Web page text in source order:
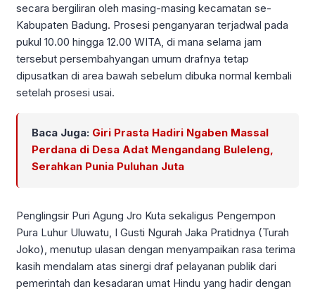
secara bergiliran oleh masing-masing kecamatan se-
Kabupaten Badung. Prosesi penganyaran terjadwal pada
pukul 10.00 hingga 12.00 WITA, di mana selama jam
tersebut persembahyangan umum drafnya tetap
dipusatkan di area bawah sebelum dibuka normal kembali
setelah prosesi usai.
Baca Juga: Giri Prasta Hadiri Ngaben Massal
Perdana di Desa Adat Mengandang Buleleng,
Serahkan Punia Puluhan Juta
Penglingsir Puri Agung Jro Kuta sekaligus Pengempon
Pura Luhur Uluwatu, I Gusti Ngurah Jaka Pratidnya (Turah
Joko), menutup ulasan dengan menyampaikan rasa terima
kasih mendalam atas sinergi draf pelayanan publik dari
pemerintah dan kesadaran umat Hindu yang hadir dengan